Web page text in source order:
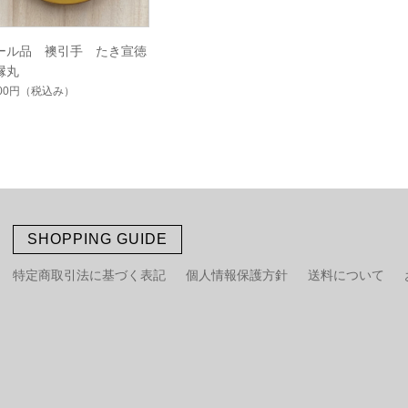
ル品 襖引手 たき宣徳
丸
円 （税込み）
SHOPPING GUIDE
特定商取引法に基づく表記 個人情報保護方針 送料について